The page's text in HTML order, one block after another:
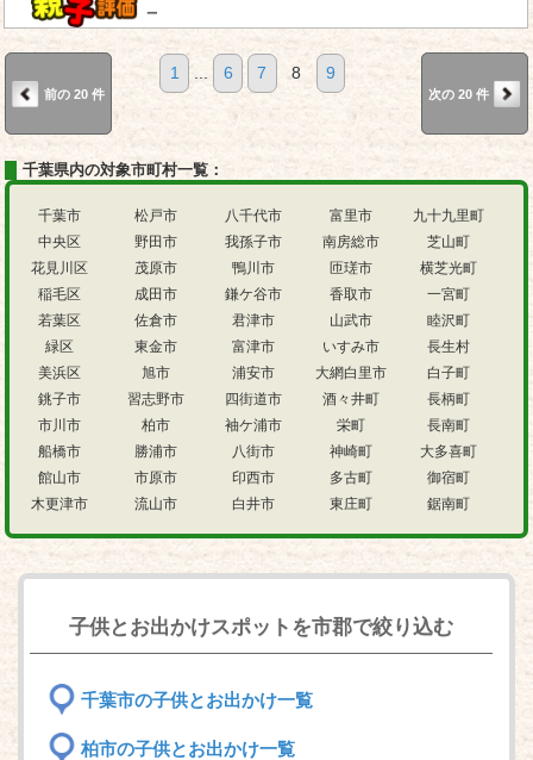
－
前の 20 件
1 6 7 8 9
次の 20 件
千葉県内の対象市町村一覧：
千葉市
中央区
花見川区
稲毛区
若葉区
緑区
美浜区
銚子市
市川市
船橋市
館山市
木更津市
松戸市
野田市
茂原市
成田市
佐倉市
東金市
旭市
習志野市
柏市
勝浦市
市原市
流山市
八千代市
我孫子市
鴨川市
鎌ケ谷市
君津市
富津市
浦安市
四街道市
袖ケ浦市
八街市
印西市
白井市
富里市
南房総市
匝瑳市
香取市
山武市
いすみ市
大網白里市
酒々井町
栄町
神崎町
多古町
東庄町
九十九里町
芝山町
横芝光町
一宮町
睦沢町
長生村
白子町
長柄町
長南町
大多喜町
御宿町
鋸南町
子供とお出かけスポットを市郡で絞り込む
千葉市の子供とお出かけ一覧
柏市の子供とお出かけ一覧